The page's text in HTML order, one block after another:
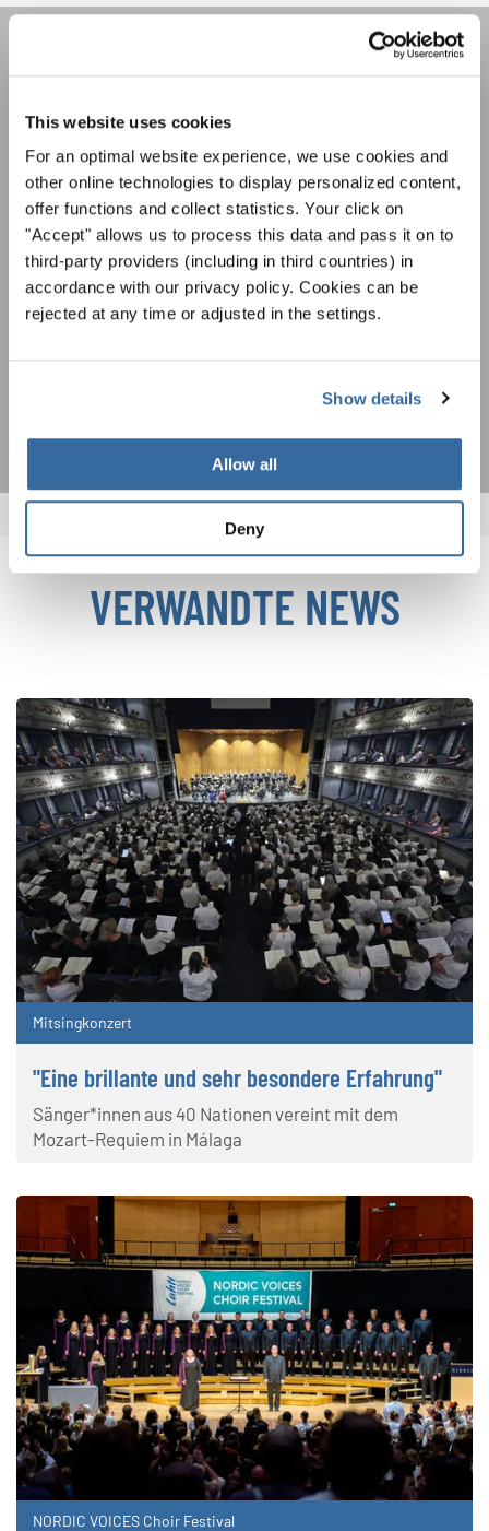
This website uses cookies
For an optimal website experience, we use cookies and
other online technologies to display personalized content,
offer functions and collect statistics. Your click on
"Accept" allows us to process this data and pass it on to
third-party providers (including in third countries) in
accordance with our privacy policy. Cookies can be
rejected at any time or adjusted in the settings.
Show details
Allow all
Deny
Datenschutzhinweis
zustimmen. Sie können diese Einstellung jederzeit in den Cookie-Einstellungen
ändern.
ZUSTIMMEN
INTERKULTUR NEWSLETTER
Besondere Veranstaltungshinweise und
Auftrittsmöglichkeiten bekommen Sie im
kostenlosen INTERKULTUR-Newsletter.
Ich bin mit dem Erhalt des Newsletters einverstanden und
VERWANDTE NEWS
Mitsingkonzert
"Eine brillante und sehr besondere Erfahrung"
Sänger*innen aus 40 Nationen vereint mit dem
Mozart-Requiem in Málaga
NORDIC VOICES Choir Festival